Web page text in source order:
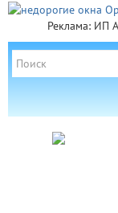
Реклама: ИП